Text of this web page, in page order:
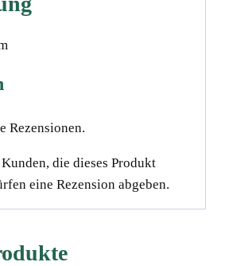
ﾠ
Rezensionen.
die dieses Produkt
eine Rezension abgeben.